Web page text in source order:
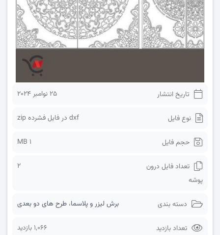
تاریخ انتشار 25 نوامبر 2024
نوع فایل dxf در فایل فشرده zip
حجم فایل 1 MB
تعداد فایل درون
پوشه
2
دسته بندی برش لیزر و پلاسما، طرح های دو بعدی
تعداد بازدید 1,066 بازدید